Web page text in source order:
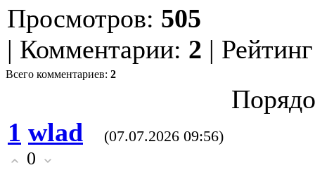
Просмотров: 505
| Комментарии: 2 | Рейтинг
Всего комментариев: 2
1 wlad (07.07.2026 09:56)
0